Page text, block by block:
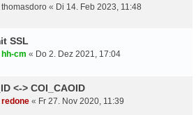
thomasdoro « Di 14. Feb 2023, 11:48
SSL
hh-cm « Do 2. Dez 2021, 17:04
<-> COI_CAOID
redone « Fr 27. Nov 2020, 11:39